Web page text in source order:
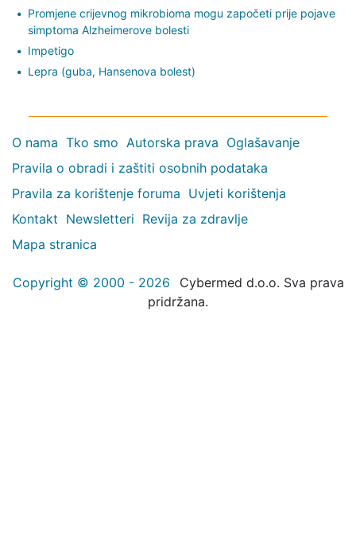
Promjene crijevnog mikrobioma mogu započeti prije pojave
simptoma Alzheimerove bolesti
Impetigo
Lepra (guba, Hansenova bolest)
O nama Tko smo Autorska prava Oglašavanje
Pravila o obradi i zaštiti osobnih podataka
Pravila za korištenje foruma Uvjeti korištenja
Kontakt Newsletteri Revija za zdravlje
Mapa stranica
Copyright © 2000 - 2026
Cybermed d.o.o. Sva prava
pridržana.